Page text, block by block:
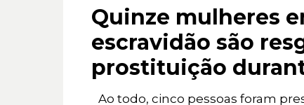
EM
Quinze mulheres
escravidão são
prostituição
Ao todo, cinco pessoas foram